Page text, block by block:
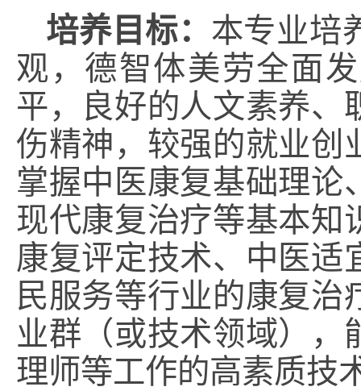
培养目标： 本专业培
观，德智体美劳全面
平，良好的人文素养、
伤精神，较强的就业创
掌握中医康复基础理论
现代康复治疗等基本知
康复评定技术、中医适
民服务等行业的康复治
业群（或技术领域），
理师等工作的高素质技